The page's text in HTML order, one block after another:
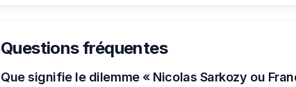
Questions fréquentes
Que signifie le dilemme « Nicolas Sarkozy ou